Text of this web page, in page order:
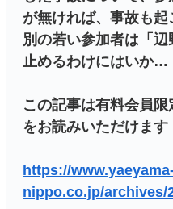
が無ければ、事故も起
別の若い参加者は「
止めるわけにはいか…
この記事は有料会員
をお読みいただけます
https://
nippo.co.jp/archives/